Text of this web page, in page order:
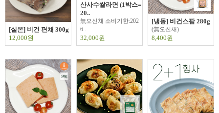
[실온] 비건 편채 300g
12,000원
산사수쌀라면 (1박스=
20..
無오신채 소비기한:202
6..
32,000원
[냉동] 비건스팜 280g
(無오신채)
8,400원